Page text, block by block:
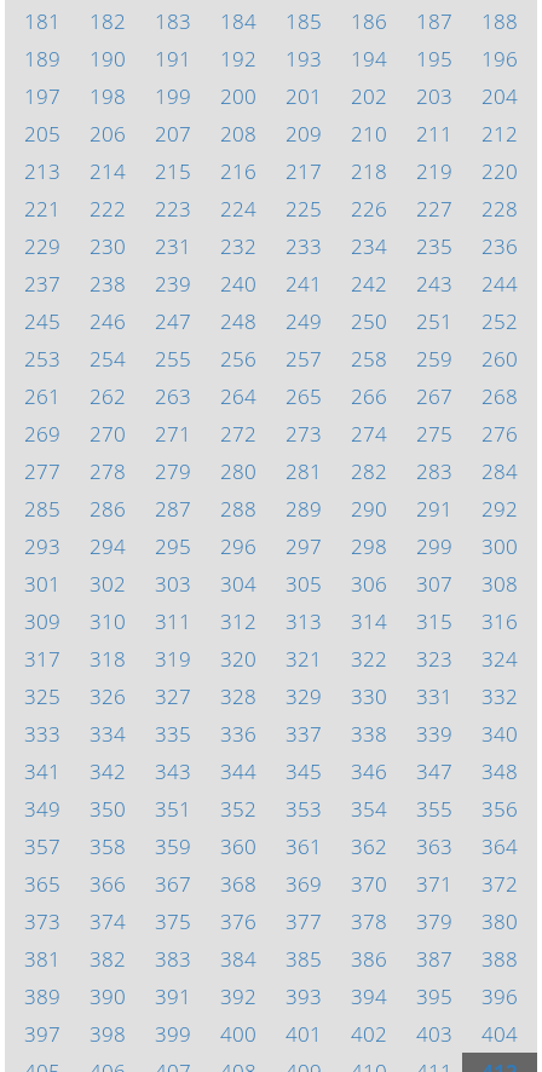
181
182 183 184 185 186 187
188
189
190 191 192 193 194 195
196
197
198 199 200 201 202 203
204
205
206 207 208 209 210 211
212
213
214 215 216 217 218 219
220
221
222 223 224 225 226 227
228
229
230 231 232 233 234 235
236
237
238 239 240 241 242 243
244
245
246 247 248 249 250 251
252
253
254 255 256 257 258 259
260
261
262 263 264 265 266 267
268
269
270 271 272 273 274 275
276
277
278 279 280 281 282 283
284
285
286 287 288 289 290 291
292
293
294 295 296 297 298 299
300
301
302 303 304 305 306 307
308
309
310 311 312 313 314 315
316
317
318 319 320 321 322 323
324
325
326 327 328 329 330 331
332
333
334 335 336 337 338 339
340
341
342 343 344 345 346 347
348
349
350 351 352 353 354 355
356
357
358 359 360 361 362 363
364
365
366 367 368 369 370 371
372
373
374 375 376 377 378 379
380
381
382 383 384 385 386 387
388
389
390 391 392 393 394 395
396
397
398 399 400 401 402 403
404